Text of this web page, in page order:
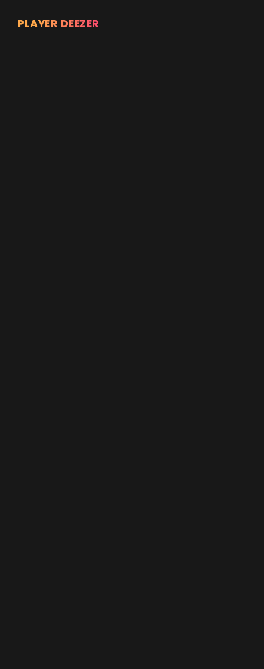
PLAYER DEEZER